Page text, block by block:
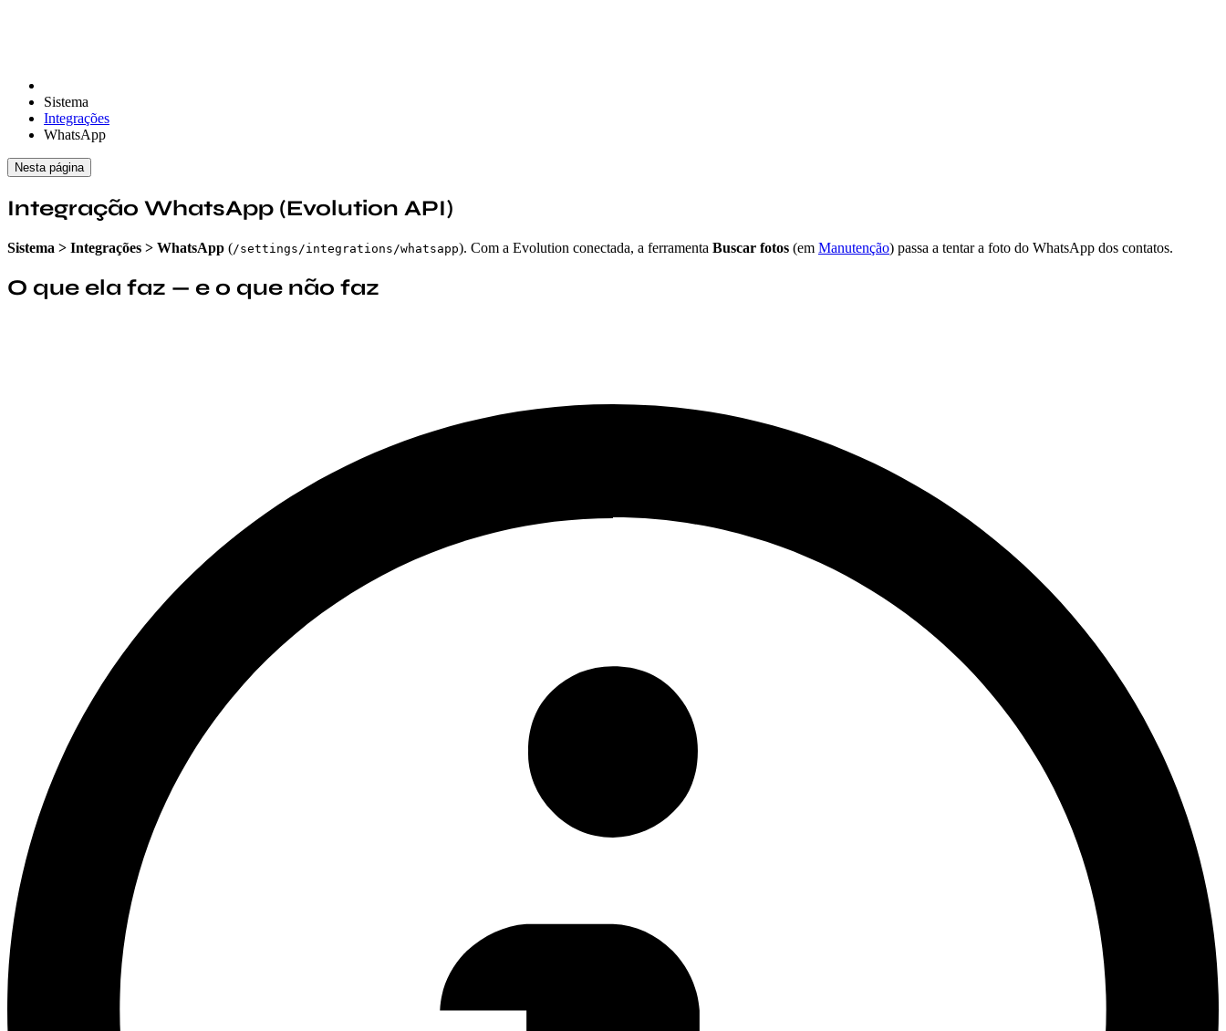
Sistema
Integrações
WhatsApp
Nesta página
Integração WhatsApp (Evolution API)
Sistema > Integrações > WhatsApp (/settings/integrations/whatsapp). Com a Evolution conectada, a ferramenta Buscar fotos (em Manutenção) passa a tentar a foto do WhatsApp dos contatos.
O que ela faz — e o que não faz